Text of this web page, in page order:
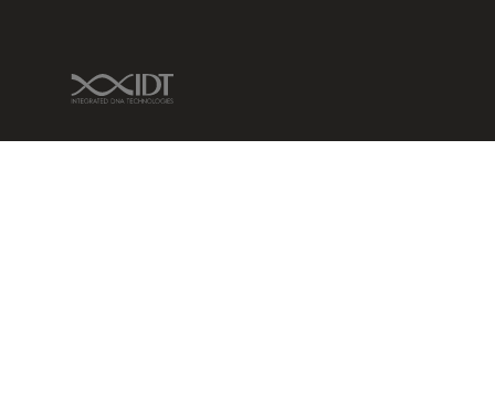
IDT Link